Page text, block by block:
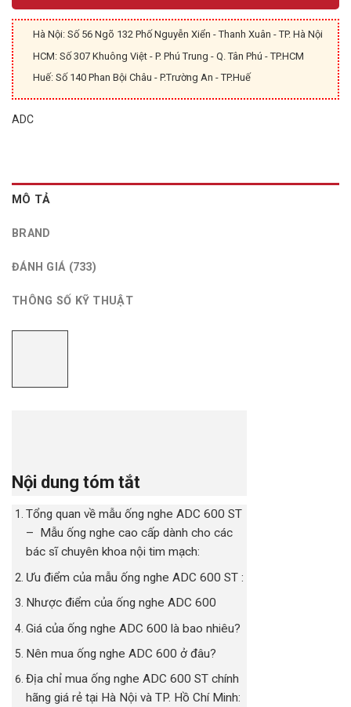
Hà Nội: Số 56 Ngõ 132 Phố Nguyễn Xiển - Thanh Xuân - TP. Hà Nội
HCM: Số 307 Khuông Việt - P. Phú Trung - Q. Tân Phú - TP.HCM
Huế: Số 140 Phan Bội Châu - P.Trường An - TP.Huế
ADC
MÔ TẢ
BRAND
ĐÁNH GIÁ (733)
THÔNG SỐ KỸ THUẬT
Nội dung tóm tắt
Tổng quan về mẫu ống nghe ADC 600 ST
– Mẫu ống nghe cao cấp dành cho các
bác sĩ chuyên khoa nội tim mạch:
Ưu điểm của mẫu ống nghe ADC 600 ST :
Nhược điểm của ống nghe ADC 600
Giá của ống nghe ADC 600 là bao nhiêu?
Nên mua ống nghe ADC 600 ở đâu?
Địa chỉ mua ống nghe ADC 600 ST chính
hãng giá rẻ tại Hà Nội và TP. Hồ Chí Minh: